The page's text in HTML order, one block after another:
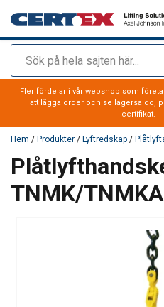
Sök
tillagd i varukorg
Fler fördelar i vår webshop som
att lägga order och se lagersaldo,
certifikat.
Hem / Produkter / Lyftredskap /
TNMK/TNMKA